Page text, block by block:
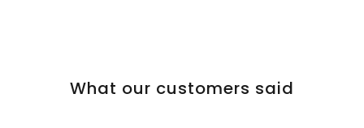
What our customers said